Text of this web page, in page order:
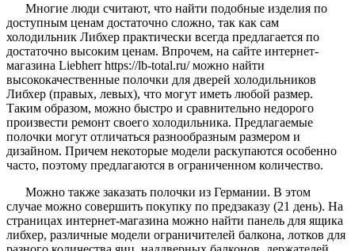
Многие люди считают, что найти подобные изделия по
доступным ценам достаточно сложно, так как сам
холодильник Либхер практически всегда предлагается по
достаточно высоким ценам. Впрочем, на сайте интернет-
магазина Liebherr https://lb-total.ru/ можно найти
высококачественные полочки для дверей холодильников
Либхер (правых, левых), что могут иметь любой размер.
Таким образом, можно быстро и сравнительно недорого
произвести ремонт своего холодильника. Предлагаемые
полочки могут отличаться разнообразным размером и
дизайном. Причем некоторые модели раскупаются особенно
часто, поэтому предлагаются в ограниченном количество.
Можно также заказать полочки из Германии. В этом
случае можно совершить покупку по предзаказу (21 день). На
страницах интернет-магазина можно найти панель для ящика
либхер, различные модели ограничителей балкона, лотков для